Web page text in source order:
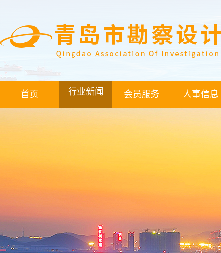
首页 行业新闻 会员服务 人事信息